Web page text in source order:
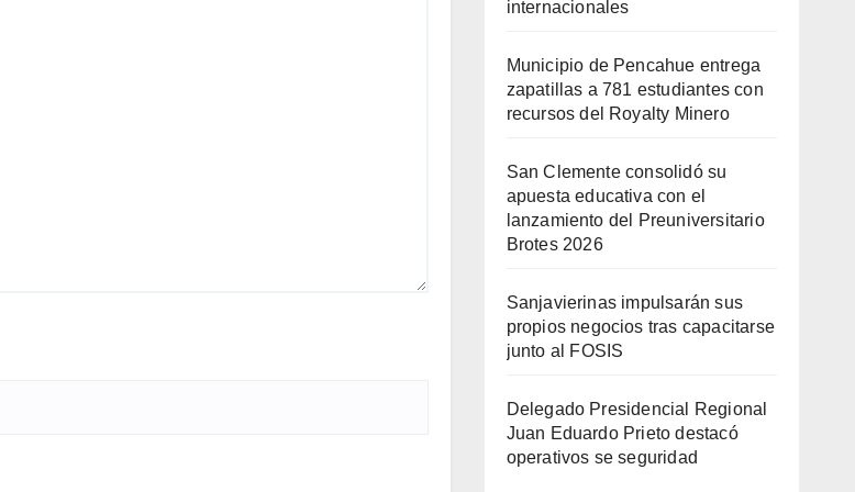
internacionales
Municipio de Pencahue entrega
zapatillas a 781 estudiantes con
recursos del Royalty Minero
San Clemente consolidó su
apuesta educativa con el
lanzamiento del Preuniversitario
Brotes 2026
Sanjavierinas impulsarán sus
propios negocios tras capacitarse
junto al FOSIS
Delegado Presidencial Regional
Juan Eduardo Prieto destacó
operativos se seguridad